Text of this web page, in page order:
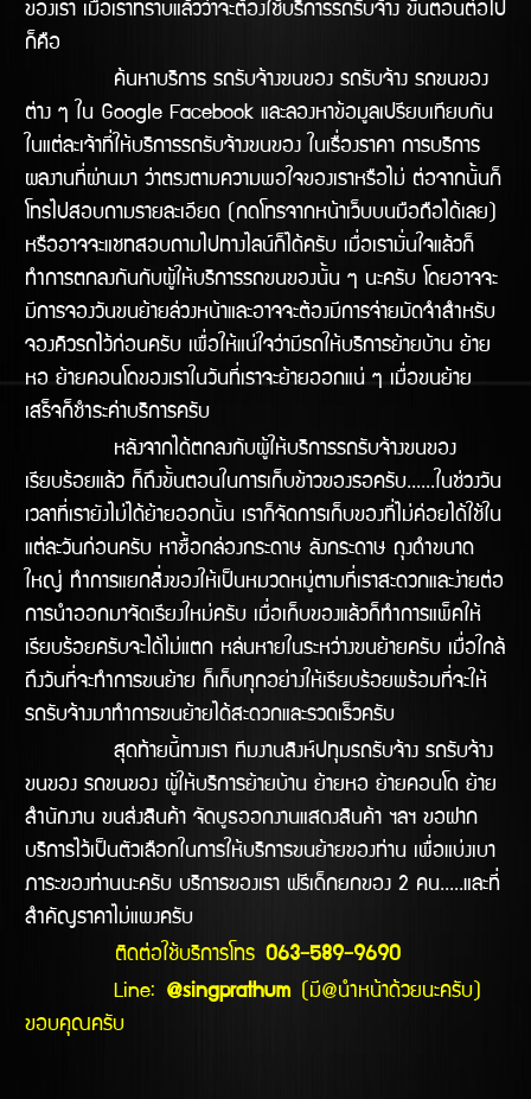
ของเรา เมื่อเราทราบแล้วว่าจะต้องใช้บริการรถรับจ้าง ขั้นตอนต่อไป
ก็คือ
ค้นหาบริการ รถรับจ้างขนของ รถรับจ้าง รถขนของ
ต่าง ๆ ใน Google Facebook และลองหาข้อมูลเปรียบเทียบกัน
ในแต่ละเจ้าที่ให้บริการรถรับจ้างขนของ ในเรื่องราคา การบริการ
ผลงานทีี่ผ่านมา ว่าตรงตามความพอใจของเราหรือไม่ ต่อจากนั้นก็
โทรไปสอบถามรายละเอียด (กดโทรจากหน้าเว็บบนมือถือได้เลย)
หรืออาจจะแชทสอบถามไปทางไลน์ก็ได้ครับ เมื่อเรามั่นใจแล้วก็
ทำการตกลงกันกับผู้ให้บริการรถขนของนั้น ๆ นะครับ โดยอาจจะ
มีการจองวันขนย้ายล่วงหน้าและอาจจะต้องมีการจ่ายมัดจำสำหรับ
จองคิวรถไว้ก่อนครับ เพื่อให้แน่ใจว่ามีรถให้บริิการย้ายบ้าน ย้าย
หอ ย้ายคอนโดของเราในวันทีี่เราจะย้ายออกแน่ ๆ เมื่อขนย้าย
เสร็จก็ชำระค่าบริการครับ
หลังจากได้ตกลงกับผู้ให้บริการรถรับจ้างขนของ
เรียบร้อยแล้ว ก็ถึงขั้นตอนในการเก็บข้าวของรอครับ......ในช่วงวัน
เวลาที่เรายังไม่ได้ย้ายออกนั้น เราก็จัดการเก็บของที่ไม่ค่อยได้ใช้ใน
แต่ละวันก่อนครับ หาซื้อกล่องกระดาษ ลังกระดาษ ถุงดำขนาด
ใหญ่ ทำการแยกสิ่งของให้เป็นหมวดหมู่ตามที่เราสะดวกและง่ายต่อ
การนำออกมาจัดเรียงใหม่ครับ เมื่อเก็บของแล้วก็ทำการแพ็คให้
เรียบร้อยครับจะได้ไม่แตก หล่นหายในระหว่างขนย้ายครับ เมื่อใกล้
ถึงวันที่จะทำการขนย้าย ก็เก็บทุกอย่างให้เรียบร้อยพร้อมที่จะให้
รถรับจ้างมาทำการขนย้ายได้สะดวกและรวดเร็วครับ
สุดท้ายนี้ทางเรา ทีมงานสิงห์ปทุมรถรับจ้าง รถรับจ้าง
ขนของ รถขนของ ผู้ให้บริการย้ายบ้าน ย้ายหอ ย้ายคอนโด ย้าย
สำนักงาน ขนส่งสินค้า จัดบูธออกงานแสดงสินค้า ฯลฯ ขอฝาก
บริการไว้เป็นตัวเลือกในการให้บริการขนย้ายของท่าน เพื่อแบ่งเบา
ภาระของท่านนะครับ บริการของเรา ฟรีเด็กยกของ 2 คน.....และที่
สำคัญราคาไม่แพงครับ
ติดต่อใช้บริการโทร 063-589-9690
Line: @singprathum (มี@นำหน้าด้วยนะครับ)
ขอบคุณครับ